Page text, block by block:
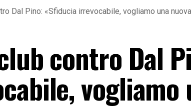
Dal Pino: «Sfiducia irrevocabile, vogliamo una
contro Dal
vogliamo